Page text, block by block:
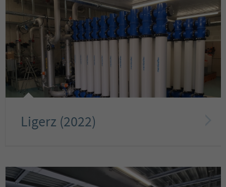
Ligerz (2022)